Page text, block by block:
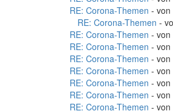
RE: Corona-Themen - von
RE: Corona-Themen -
RE: Corona-Themen - von
RE: Corona-Themen - von
RE: Corona-Themen - von
RE: Corona-Themen - von
RE: Corona-Themen - von
RE: Corona-Themen - von
RE: Corona-Themen - von